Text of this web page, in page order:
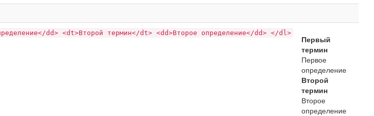
dd> <dt>Второй термин</dt> <dd>Второе определение</dd> </dl>
Первый
термин
Первое
определение
Второй
термин
Второе
определение